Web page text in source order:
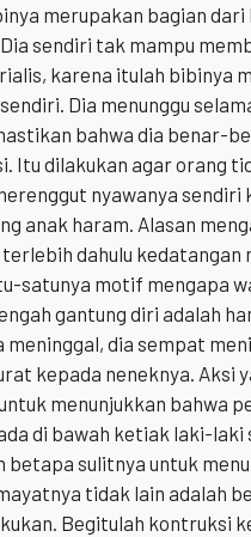
merupakan bagian
sendiri tak mampu
karena itulah bibinya
Dia menunggu
bahwa dia benar-
Itu dilakukan agar orang
nyawanya sendiri
anak haram. Alasan
terlebih dahulu kedatangan
satunya motif mengapa
gantung diri adalah
meninggal, dia sempat
kepada neneknya. Aksi
menunjukkan bahwa
di bawah ketiak laki-laki
betapa sulitnya untuk
tidak lain adalah
Begitulah kontruksi